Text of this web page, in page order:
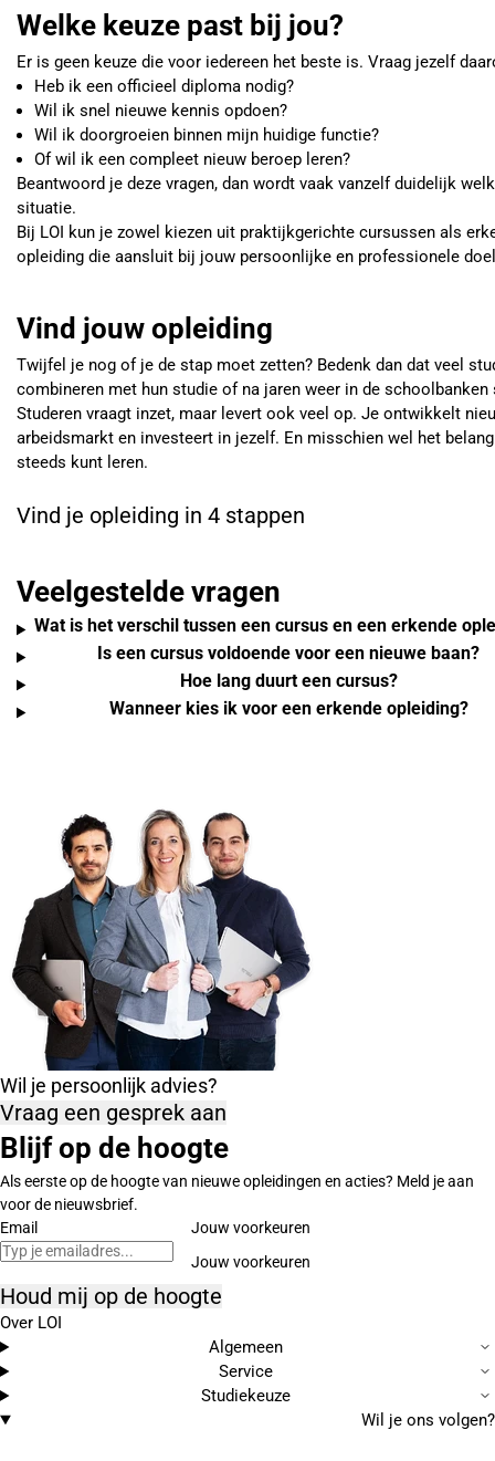
Welke keuze past bij jou?
Er is geen keuze die voor iedereen het beste is. Vraag jezelf
Heb ik een officieel diploma nodig?
Wil ik snel nieuwe kennis opdoen?
Wil ik doorgroeien binnen mijn huidige functie?
Of wil ik een compleet nieuw beroep leren?
Beantwoord je deze vragen, dan wordt vaak vanzelf duidelijk
situatie.
Bij LOI kun je zowel kiezen uit praktijkgerichte cursussen als
opleiding die aansluit bij jouw persoonlijke en professionele
Vind jouw opleiding
Twijfel je nog of je de stap moet zetten? Bedenk dan dat veel
combineren met hun studie of na jaren weer in de schoolbanken
Studeren vraagt inzet, maar levert ook veel op. Je ontwikkelt
arbeidsmarkt en investeert in jezelf. En misschien wel het
steeds kunt leren.
Vind je opleiding in 4 stappen
Veelgestelde vragen
Wat is het verschil tussen een cursus en een erkende
Is een cursus voldoende voor een nieuwe baan?
Hoe lang duurt een cursus?
Wanneer kies ik voor een erkende opleiding?
Wil je persoonlijk advies?
Vraag een gesprek aan
Blijf op de hoogte
Als eerste op de hoogte van nieuwe opleidingen en acties? Meld je aan
voor de nieuwsbrief.
Email
Jouw voorkeuren
Houd mij op de hoogte
Over LOI
Algemeen
Service
Studiekeuze
Wil je ons volgen?